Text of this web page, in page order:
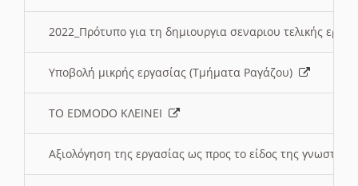
2022_Πρότυπο για τη δημιουργια σεναριου τελικής
Υποβολή μικρής εργασίας (Τμήματα Ραγάζου)
ΤΟ EDMODO ΚΛΕΙΝΕΙ
Αξιολόγηση της εργασίας ως προς το είδος της